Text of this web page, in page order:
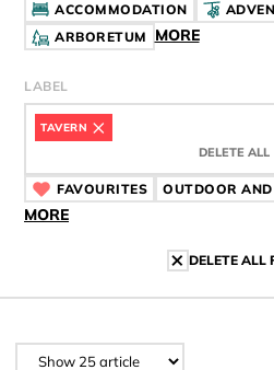
ACCOMMODATION
ARBORETUM
MORE
LABEL
TAVERN CÍMKE
DELETE ALL
FAVOURITES CÍMKE
OUTDOOR
MORE
DELETE ALL